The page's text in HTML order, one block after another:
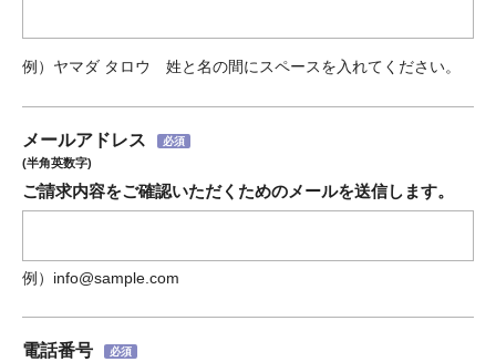
例）ヤマダ タロウ 姓と名の間にスペースを入れてください。
メールアドレス
(半角英数字)
必須
ご請求内容をご確認いただくためのメールを送信します。
例）info@sample.com
電話番号 必須